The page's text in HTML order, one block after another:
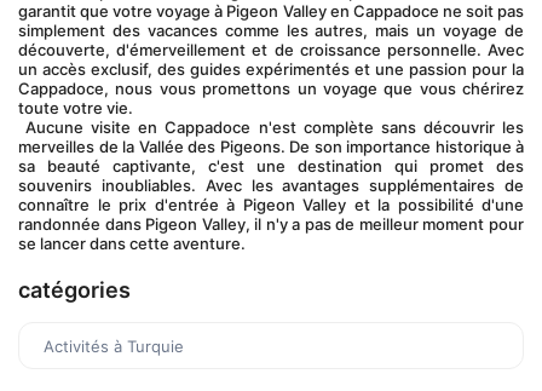
garantit que votre voyage à Pigeon Valley en Cappadoce ne soit pas
simplement des vacances comme les autres, mais un voyage de
découverte, d'émerveillement et de croissance personnelle. Avec
un accès exclusif, des guides expérimentés et une passion pour la
Cappadoce, nous vous promettons un voyage que vous chérirez
toute votre vie.
Aucune visite en Cappadoce n'est complète sans découvrir les
merveilles de la Vallée des Pigeons. De son importance historique à
sa beauté captivante, c'est une destination qui promet des
souvenirs inoubliables. Avec les avantages supplémentaires de
connaître le prix d'entrée à Pigeon Valley et la possibilité d'une
randonnée dans Pigeon Valley, il n'y a pas de meilleur moment pour
se lancer dans cette aventure.
catégories
Activités à Turquie